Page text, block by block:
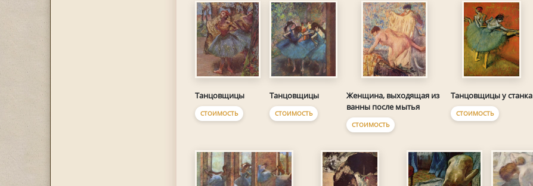
Танцовщицы
СТОИМОСТЬ
Танцовщицы
СТОИМОСТЬ
Женщина, выходящая из
ванны после мытья
СТОИМОСТЬ
Танцовщицы у станка
СТОИМОСТЬ